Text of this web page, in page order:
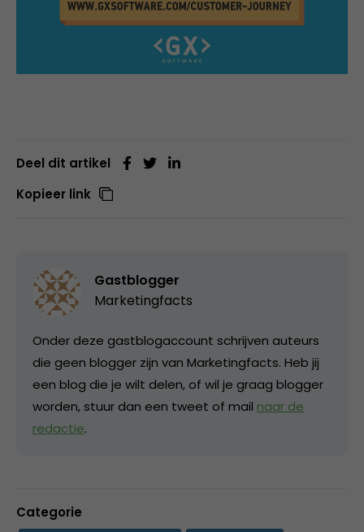
Deel dit artikel
Kopieer link
Gastblogger
Marketingfacts
Onder deze gastblogaccount schrijven auteurs
die geen blogger zijn van Marketingfacts. Heb jij
een blog die je wilt delen, of wil je graag blogger
worden, stuur dan een tweet of mail naar de
redactie.
Categorie